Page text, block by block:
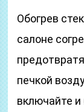
Обогрев
салоне
печкой
включайте и